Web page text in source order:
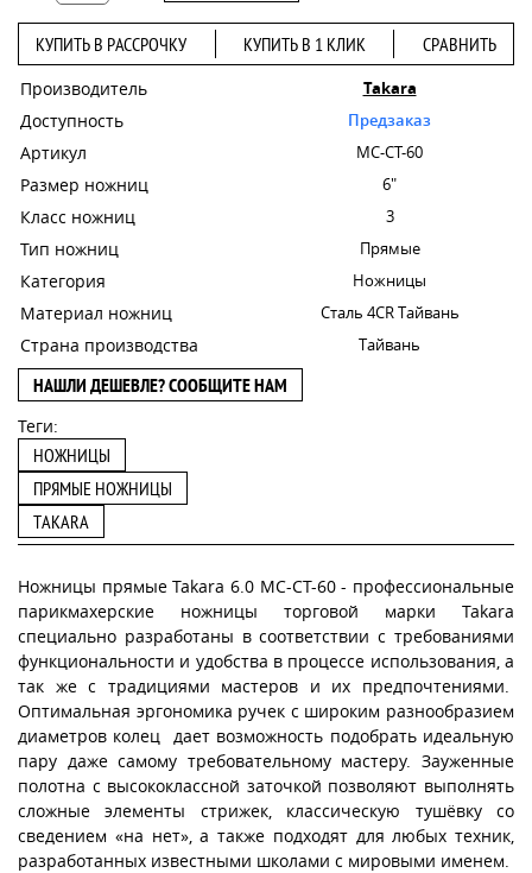
КУПИТЬ В РАССРОЧКУ КУПИТЬ В 1 КЛИК СРАВНИТЬ
Производитель Takara
Доступность Предзаказ
Артикул MC-CT-60
Размер ножниц 6"
Класс ножниц 3
Тип ножниц Прямые
Категория Ножницы
Материал ножниц Сталь 4CR Тайвань
Страна производства Тайвань
НАШЛИ ДЕШЕВЛЕ? СООБЩИТЕ НАМ
Теги:
НОЖНИЦЫ
ПРЯМЫЕ НОЖНИЦЫ
TAKARA
Ножницы прямые Takara 6.0 MC-CT-60 - профессиональные
парикмахерские ножницы торговой марки Takara
специально разработаны в соответствии с требованиями
функциональности и удобства в процессе использования, а
так же с традициями мастеров и их предпочтениями.
Оптимальная эргономика ручек с широким разнообразием
диаметров колец дает возможность подобрать идеальную
пару даже самому требовательному мастеру. Зауженные
полотна с высококлассной заточкой позволяют выполнять
сложные элементы стрижек, классическую тушёвку со
сведением «на нет», а также подходят для любых техник,
разработанных известными школами с мировыми именем.